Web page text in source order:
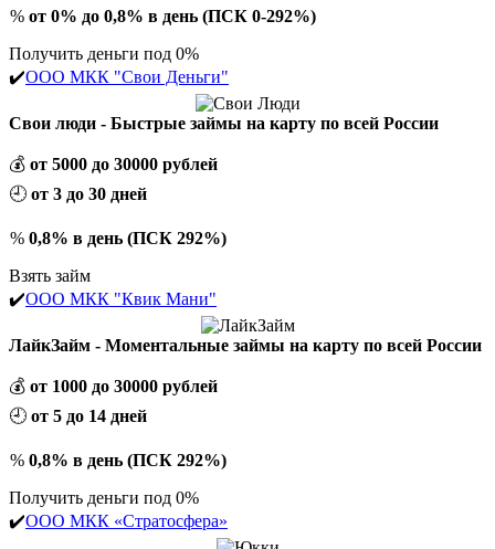
% от 0% до 0,8% в день (ПСК 0-292%)
Получить деньги под 0%
✔️ООО МКК "Свои Деньги"
Свои люди - Быстрые займы на карту по всей России
💰 от 5000 до 30000 рублей
🕘 от 3 до 30 дней
% 0,8% в день (ПСК 292%)
Взять займ
✔️ООО МКК "Квик Мани"
ЛайкЗайм - Моментальные займы на карту по всей России
💰 от 1000 до 30000 рублей
🕘 от 5 до 14 дней
% 0,8% в день (ПСК 292%)
Получить деньги под 0%
✔️ООО МКК «Стратосфера»